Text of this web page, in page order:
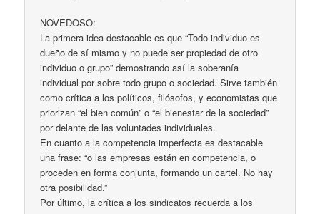
NOVEDOSO:
La primera idea destacable es que “Todo individuo es
dueño de sí mismo y no puede ser propiedad de otro
individuo o grupo” demostrando así la soberanía
individual por sobre todo grupo o sociedad. Sirve también
como crítica a los políticos, filósofos, y economistas que
priorizan “el bien común” o “el bienestar de la sociedad”
por delante de las voluntades individuales.
En cuanto a la competencia imperfecta es destacable
una frase: “o las empresas están en competencia, o
proceden en forma conjunta, formando un cartel. No hay
otra posibilidad.”
Por último, la crítica a los sindicatos recuerda a los